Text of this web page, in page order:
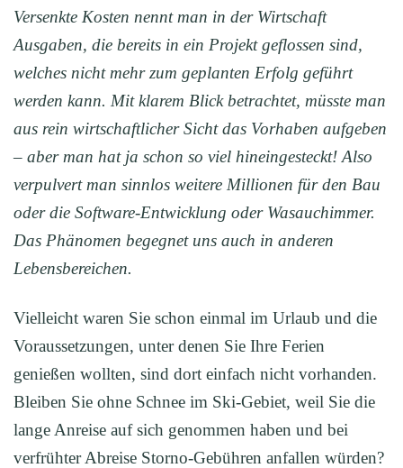
Versenkte Kosten nennt man in der Wirtschaft
Ausgaben, die bereits in ein Projekt geflossen sind,
welches nicht mehr zum geplanten Erfolg geführt
werden kann. Mit klarem Blick betrachtet, müsste man
aus rein wirtschaftlicher Sicht das Vorhaben aufgeben
– aber man hat ja schon so viel hineingesteckt! Also
verpulvert man sinnlos weitere Millionen für den Bau
oder die Software-Entwicklung oder Wasauchimmer.
Das Phänomen begegnet uns auch in anderen
Lebensbereichen.
Vielleicht waren Sie schon einmal im Urlaub und die
Voraussetzungen, unter denen Sie Ihre Ferien
genießen wollten, sind dort einfach nicht vorhanden.
Bleiben Sie ohne Schnee im Ski-Gebiet, weil Sie die
lange Anreise auf sich genommen haben und bei
verfrühter Abreise Storno-Gebühren anfallen würden?